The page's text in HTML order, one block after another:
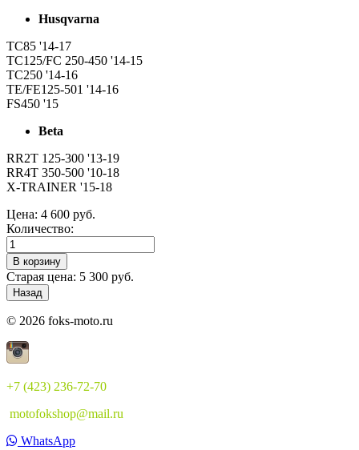
Husqvarna
TC85 '14-17
TC125/FC 250-450 '14-15
TC250 '14-16
TE/FE125-501 '14-16
FS450 '15
Beta
RR2T 125-300 '13-19
RR4T 350-500 '10-18
X-TRAINER '15-18
Цена: 4 600 руб.
Количество:
Старая цена: 5 300 руб.
© 2026 foks-moto.ru
+7 (423) 236-72-70
motofokshop@mail.ru
WhatsApp